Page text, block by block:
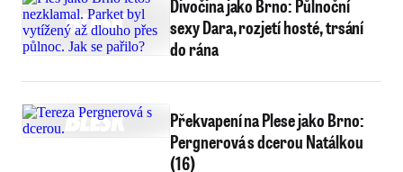
Divočina jako Brno: Půlnoční
sexy Dara, rozjetí hosté, trsání
do rána
Překvapení na Plese jako Brno:
Pergnerová s dcerou Natálkou
(16)